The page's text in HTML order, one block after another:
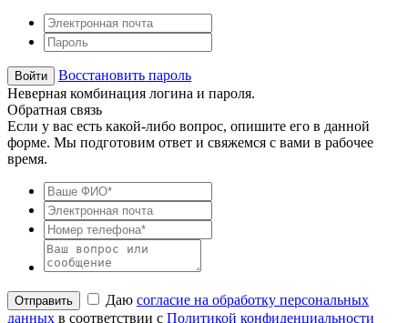
Восстановить пароль
Неверная комбинация логина и пароля.
Обратная связь
Если у вас есть какой-либо вопрос, опишите его в данной
форме. Мы подготовим ответ и свяжемся с вами в рабочее
время.
Даю согласие на обработку персональных
данных в соответствии с Политикой конфиденциальности